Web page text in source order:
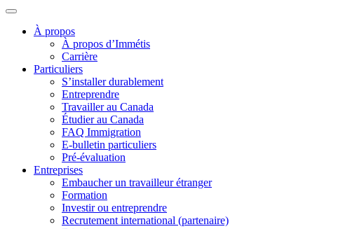
À propos
À propos d’Immétis
Carrière
Particuliers
S’installer durablement
Entreprendre
Travailler au Canada
Étudier au Canada
FAQ Immigration
E-bulletin particuliers
Pré-évaluation
Entreprises
Embaucher un travailleur étranger
Formation
Investir ou entreprendre
Recrutement international (partenaire)